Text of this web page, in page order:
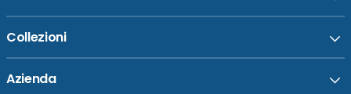
Collezioni
Azienda